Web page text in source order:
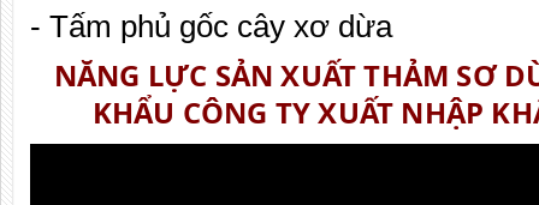
- Tấm phủ gốc cây xơ dừa
NĂNG LỰC SẢN XUẤT THẢM SƠ
KHẨU CÔNG TY XUẤT NHẬP